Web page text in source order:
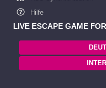
Hilfe
LIVE ESCAPE GAME